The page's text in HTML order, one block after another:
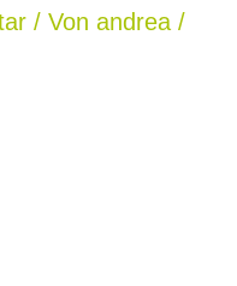
/ Von andrea /